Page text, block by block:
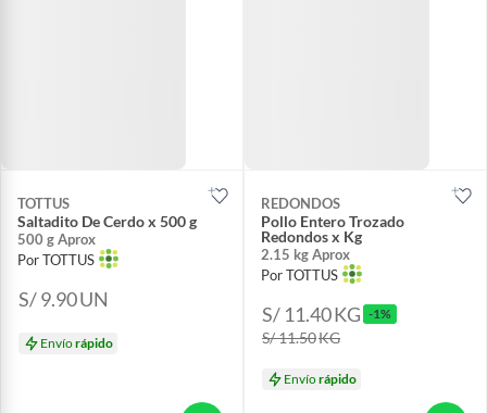
TOTTUS
Saltadito De Cerdo x 500 g
500 g Aprox
Por TOTTUS
S/ 9.90UN
Envíorápido
REDONDOS
Pollo Entero Trozado
Redondos x Kg
2.15 kg Aprox
Por TOTTUS
S/ 11.40KG -1%
S/ 11.50KG
Envíorápido